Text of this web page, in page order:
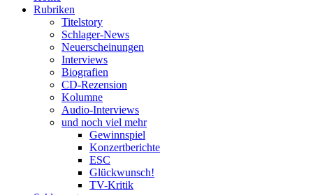
Rubriken
Titelstory
Schlager-News
Neuerscheinungen
Interviews
Biografien
CD-Rezension
Kolumne
Audio-Interviews
und noch viel mehr
Gewinnspiel
Konzertberichte
ESC
Glückwunsch!
TV-Kritik